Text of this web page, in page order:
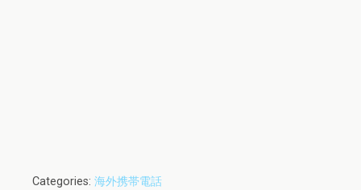
Categories: 海外携帯電話